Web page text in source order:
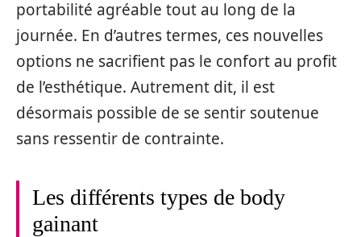
portabilité agréable tout au long de la
journée. En d’autres termes, ces nouvelles
options ne sacrifient pas le confort au profit
de l’esthétique. Autrement dit, il est
désormais possible de se sentir soutenue
sans ressentir de contrainte.
Les différents types de body
gainant